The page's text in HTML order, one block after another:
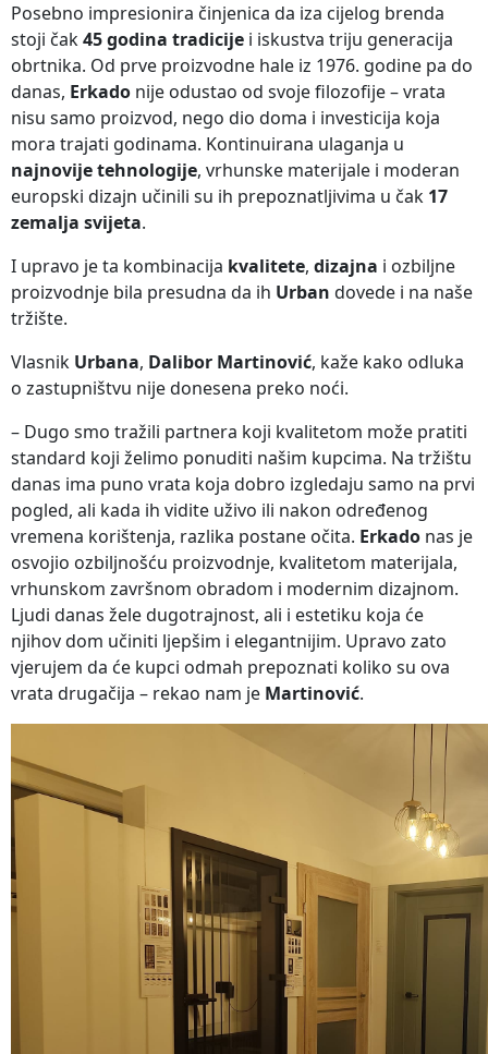
Posebno impresionira činjenica da iza cijelog brenda
stoji čak45 godina tradicije i iskustva triju generacija
obrtnika. Od prve proizvodne hale iz 1976. godine pa do
danas, Erkado nije odustao od svoje filozofije – vrata
nisu samo proizvod, nego dio doma i investicija koja
mora trajati godinama. Kontinuirana ulaganja u
najnovije tehnologije, vrhunske materijale i moderan
europski dizajn učinili su ih prepoznatljivima u čak 17
zemalja svijeta.
I upravo je ta kombinacija kvalitete, dizajna i ozbiljne
proizvodnje bila presudna da ih Urban dovede i na naše
tržište.
Vlasnik Urbana, Dalibor Martinović, kaže kako odluka
o zastupništvu nije donesena preko noći.
– Dugo smo tražili partnera koji kvalitetom može pratiti
standard koji želimo ponuditi našim kupcima. Na tržištu
danas ima puno vrata koja dobro izgledaju samo na prvi
pogled, ali kada ih vidite uživo ili nakon određenog
vremena korištenja, razlika postane očita. Erkado nas je
osvojio ozbiljnošću proizvodnje, kvalitetom materijala,
vrhunskom završnom obradom i modernim dizajnom.
Ljudi danas žele dugotrajnost, ali i estetiku koja će
njihov dom učiniti ljepšim i elegantnijim. Upravo zato
vjerujem da će kupci odmah prepoznati koliko su ova
vrata drugačija – rekao nam je Martinović.